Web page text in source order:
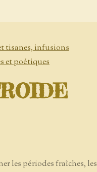
tisanes, infusions
et poétiques
les périodes fraîches,